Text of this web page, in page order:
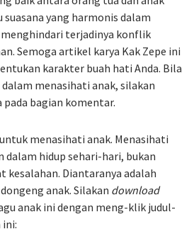
yang harmonis dalam
terjadinya konflik
Semoga artikel karya Kak Zepe ini
karakter buah hati Anda. Bila
menasihati anak, silakan
bagian komentar.
menasihati anak. Menasihati
dalam hidup sehari-hari, bukan
kesalahan. Diantaranya adalah
anak. Silakan download
anak ini dengan meng-klik judul-
ini: